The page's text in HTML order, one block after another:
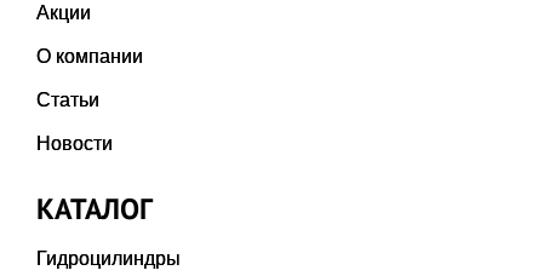
Акции
О компании
Статьи
Новости
КАТАЛОГ
Гидроцилиндры